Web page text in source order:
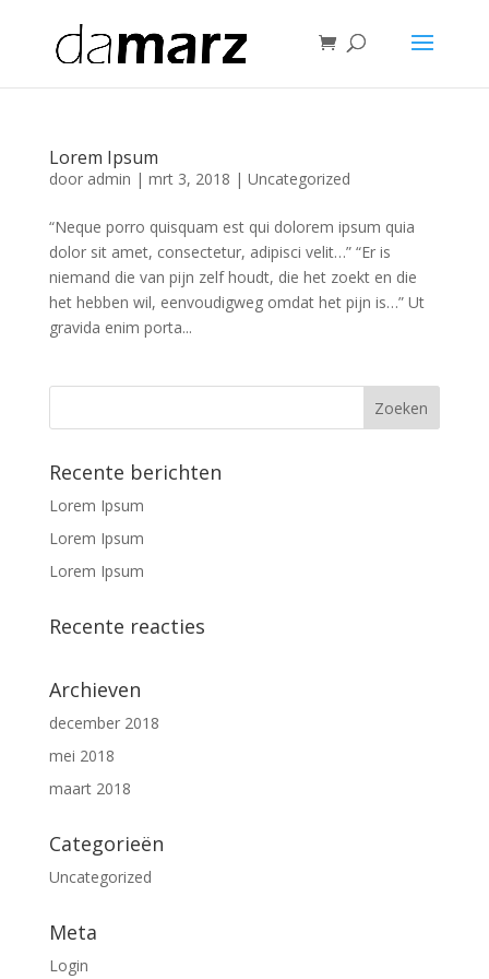
Lorem Ipsum
door admin | mrt 3, 2018 | Uncategorized
“Neque porro quisquam est qui dolorem ipsum quia
dolor sit amet, consectetur, adipisci velit…” “Er is
niemand die van pijn zelf houdt, die het zoekt en die
het hebben wil, eenvoudigweg omdat het pijn is…” Ut
gravida enim porta...
Recente berichten
Lorem Ipsum
Lorem Ipsum
Lorem Ipsum
Recente reacties
Archieven
december 2018
mei 2018
maart 2018
Categorieën
Uncategorized
Meta
Login